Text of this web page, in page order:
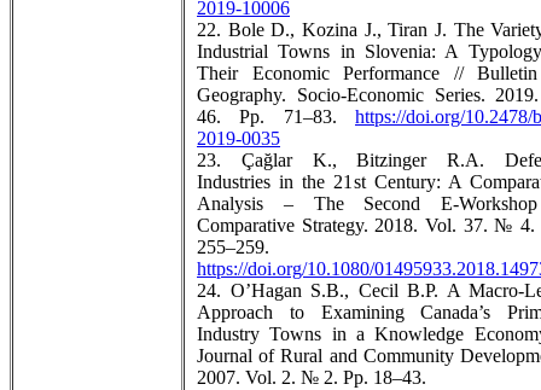
2019-10006
22. Bole D., Kozina J., Tiran J. The
Industrial Towns in Slovenia: A
Their Economic Performance //
Geography. Socio-Economic Series.
46. Pp. 71–83. https://doi.org/10.2478/
2019-0035
23. Çağlar K., Bitzinger R.А.
Industries in the 21st Century: A
Analysis – The Second E-
Comparative Strategy. 2018. Vol. 37. № 4.
255–259.
https://doi.org/10.1080/
24. O’Hagan S.B., Cecil B.P. A Macro-
Approach to Examining Canada’s
Industry Towns in a Knowledge
Journal of Rural and Community
2007. Vol. 2. № 2. Pp. 18–43.